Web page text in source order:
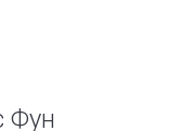
Фун